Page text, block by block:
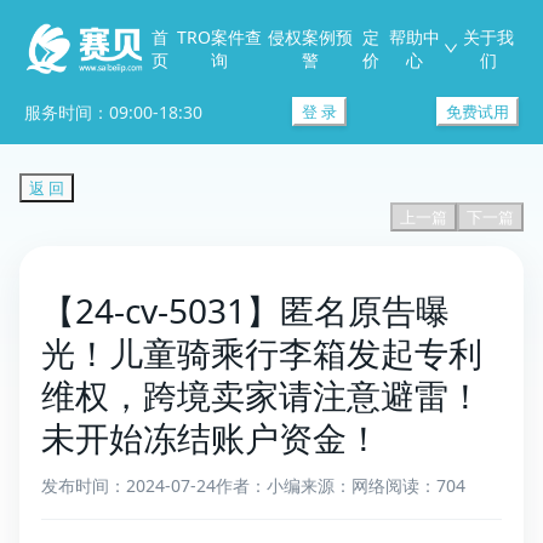
首
页
TRO案件查
询
侵权案例预
警
定
价
帮助中
心
关于我
们
服务时间：09:00-18:30 登 录 免费试用
返 回
上一篇
下一篇
【24-cv-5031】匿名原告曝
光！儿童骑乘行李箱发起专利
维权，跨境卖家请注意避雷！
未开始冻结账户资金！
发布时间：2024-07-24作者：小编来源：网络阅读：704